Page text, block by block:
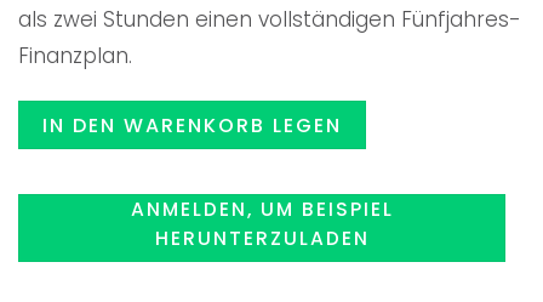
als zwei Stunden einen vollständigen Fünfjahres-
Finanzplan.
IN DEN WARENKORB LEGEN
ANMELDEN, UM BEISPIEL
HERUNTERZULADEN